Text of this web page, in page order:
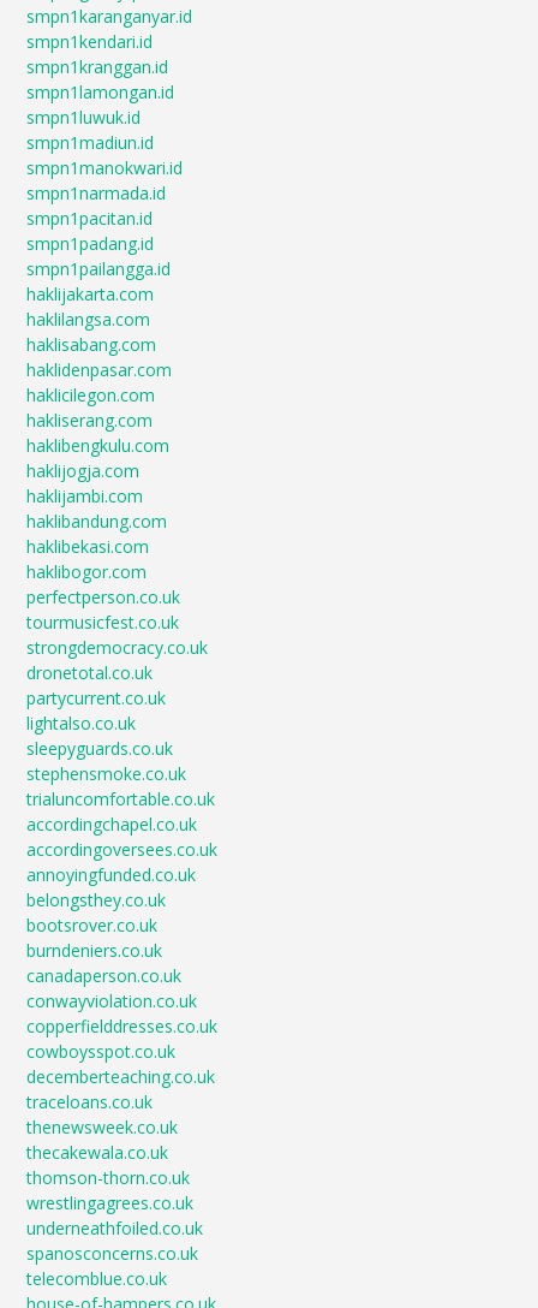
smpn1karanganyar.id
smpn1kendari.id
smpn1kranggan.id
smpn1lamongan.id
smpn1luwuk.id
smpn1madiun.id
smpn1manokwari.id
smpn1narmada.id
smpn1pacitan.id
smpn1padang.id
smpn1pailangga.id
haklijakarta.com
haklilangsa.com
haklisabang.com
haklidenpasar.com
haklicilegon.com
hakliserang.com
haklibengkulu.com
haklijogja.com
haklijambi.com
haklibandung.com
haklibekasi.com
haklibogor.com
perfectperson.co.uk
tourmusicfest.co.uk
strongdemocracy.co.uk
dronetotal.co.uk
partycurrent.co.uk
lightalso.co.uk
sleepyguards.co.uk
stephensmoke.co.uk
trialuncomfortable.co.uk
accordingchapel.co.uk
accordingoversees.co.uk
annoyingfunded.co.uk
belongsthey.co.uk
bootsrover.co.uk
burndeniers.co.uk
canadaperson.co.uk
conwayviolation.co.uk
copperfielddresses.co.uk
cowboysspot.co.uk
decemberteaching.co.uk
traceloans.co.uk
thenewsweek.co.uk
thecakewala.co.uk
thomson-thorn.co.uk
wrestlingagrees.co.uk
underneathfoiled.co.uk
spanosconcerns.co.uk
telecomblue.co.uk